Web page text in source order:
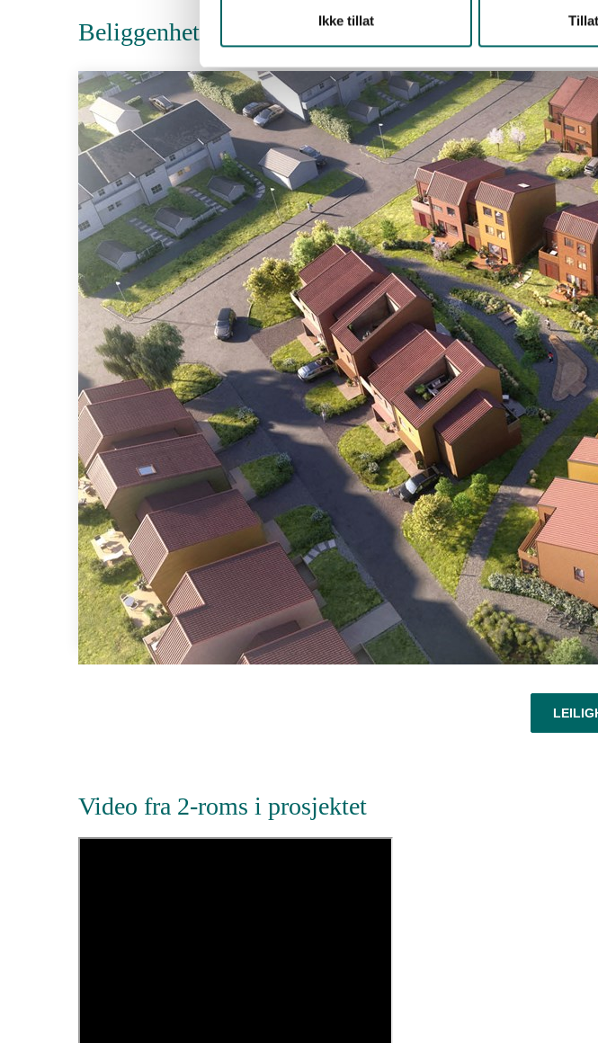
Ikke tillat
Beliggenhet i prosjektet
Video fra 2-roms i prosjektet